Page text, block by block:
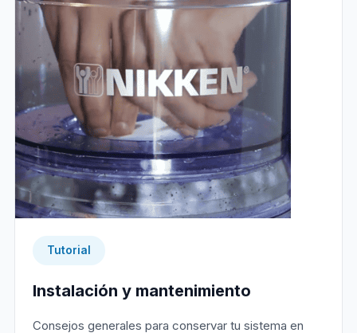
Tutorial
Instalación y mantenimiento
Consejos generales para conservar tu sistema en